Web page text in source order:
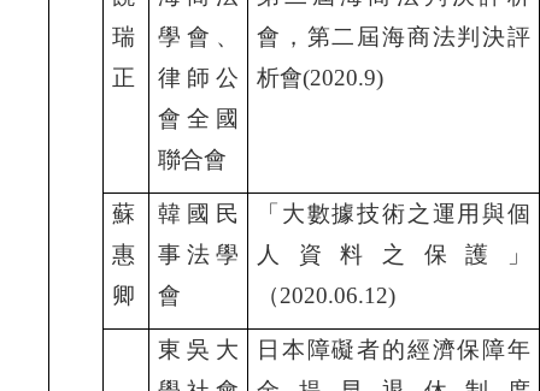
瑞
正
學會、
律師公
會全國
聯合會
會，第二屆海商法判決評
析會(2020.9)
蘇
惠
卿
韓國民
事法學
會
「大數據技術之運用與個
人資料之保護」
（2020.06.12)
東吳大
日本障礙者的經濟保障年